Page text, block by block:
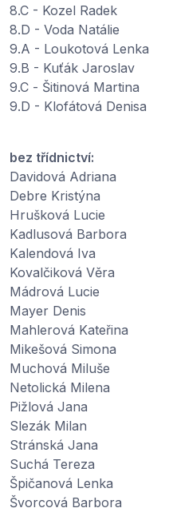
8.C - Kozel Radek
8.D - Voda Natálie
9.A - Loukotová Lenka
9.B - Kuťák Jaroslav
9.C - Šitinová Martina
9.D - Klofátová Denisa
bez třídnictví:
Davidová Adriana
Debre Kristýna
Hrušková Lucie
Kadlusová Barbora
Kalendová Iva
Kovalčiková Věra
Mádrová Lucie
Mayer Denis
Mahlerová Kateřina
Mikešová Simona
Muchová Miluše
Netolická Milena
Pižlová Jana
Slezák Milan
Stránská Jana
Suchá Tereza
Špičanová Lenka
Švorcová Barbora